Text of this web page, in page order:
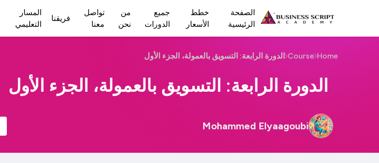
الصفحة
الرئيسية
خطط
الأسعار
جميع
الدورات
من
نحن
تواصل
معنا
فريقنا
المسار
التعليمي
Home
Course الدورة الرابعة: التسويق بالعمولة، الجزء الأول
الدورة الرابعة: التسويق بالعمولة، الجزء الأول
Mohammed Elyaagoubi